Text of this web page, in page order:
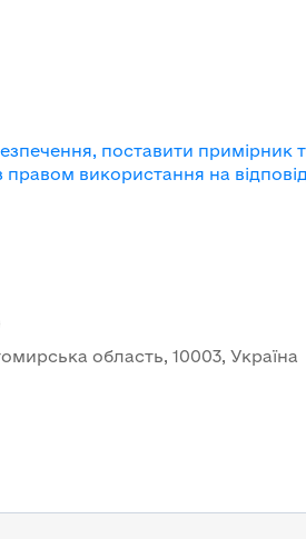
поставити примірник
використання на
область, 10003, Україна